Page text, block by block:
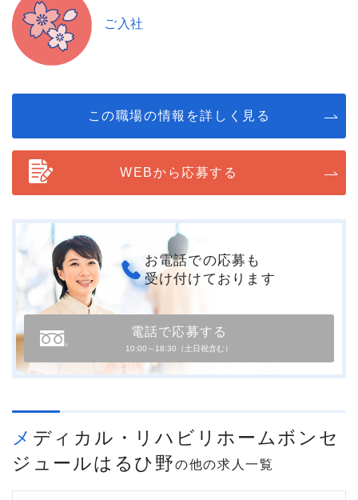
ご入社
この職場の情報を詳しく見る
WEBから応募する
お電話での応募も
受け付けております
電話で応募する
10:00～18:30（土日祝含む）
メディカル・リハビリホームボンセ
ジュールはるひ野の他の求人一覧